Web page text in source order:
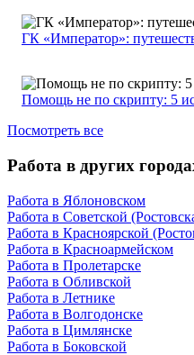
ГК «Император»:
Помощь не по скрипту: 5
Посмотреть все
Работа в других
Работа в Яблоновском
Работа в Советской
Работа в Красноярской
Работа в Красноармейском
Работа в Пролетарске
Работа в Обливской
Работа в Летнике
Работа в Волгодонске
Работа в Цимлянске
Работа в Боковской